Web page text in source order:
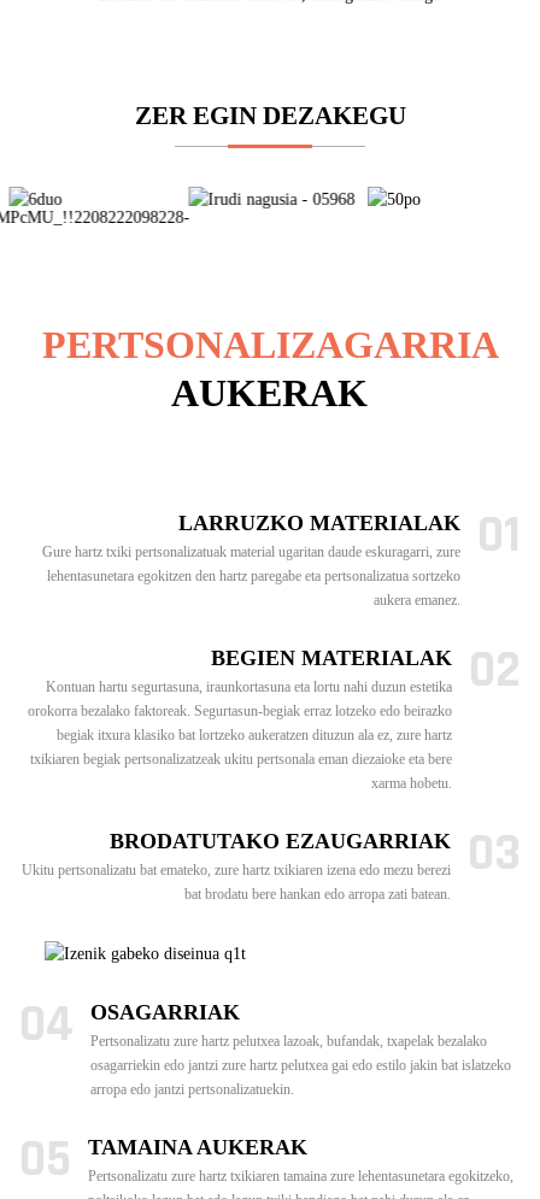
ZER EGIN DEZAKEGU
PERTSONALIZAGARRIA
AUKERAK
01
LARRUZKO MATERIALAK
Gure hartz txiki pertsonalizatuak material ugaritan daude eskuragarri, zure
lehentasunetara egokitzen den hartz paregabe eta pertsonalizatua sortzeko
aukera emanez.
02
BEGIEN MATERIALAK
Kontuan hartu segurtasuna, iraunkortasuna eta lortu nahi duzun estetika
orokorra bezalako faktoreak. Segurtasun-begiak erraz lotzeko edo beirazko
begiak itxura klasiko bat lortzeko aukeratzen dituzun ala ez, zure hartz
txikiaren begiak pertsonalizatzeak ukitu pertsonala eman diezaioke eta bere
xarma hobetu.
03
BRODATUTAKO EZAUGARRIAK
Ukitu pertsonalizatu bat emateko, zure hartz txikiaren izena edo mezu berezi
bat brodatu bere hankan edo arropa zati batean.
04 OSAGARRIAK
Pertsonalizatu zure hartz pelutxea lazoak, bufandak, txapelak bezalako
osagarriekin edo jantzi zure hartz pelutxea gai edo estilo jakin bat islatzeko
arropa edo jantzi pertsonalizatuekin.
05 TAMAINA AUKERAK
Pertsonalizatu zure hartz txikiaren tamaina zure lehentasunetara egokitzeko,